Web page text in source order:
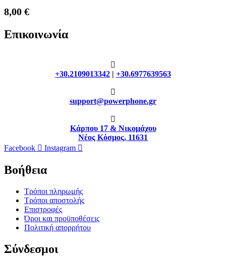
8,00 €
Επικοινωνία
+30.2109013342 | +30.6977639563
support@powerphone.gr
Κάρπου 17 & Νικομάχου
Νέος Κόσμος, 11631
Facebook
Instagram
Βοήθεια
Τρόποι πληρωμής
Τρόποι αποστολής
Επιστροφές
Όροι και προϋποθέσεις
Πολιτική απορρήτου
Σύνδεσμοι